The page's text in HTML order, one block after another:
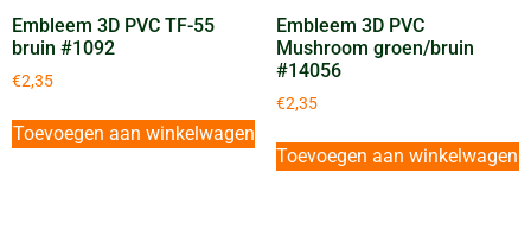
Embleem 3D PVC TF-55
bruin #1092
€2,35
Toevoegen aan winkelwagen
Embleem 3D PVC
Mushroom groen/bruin
#14056
€2,35
Toevoegen aan winkelwagen